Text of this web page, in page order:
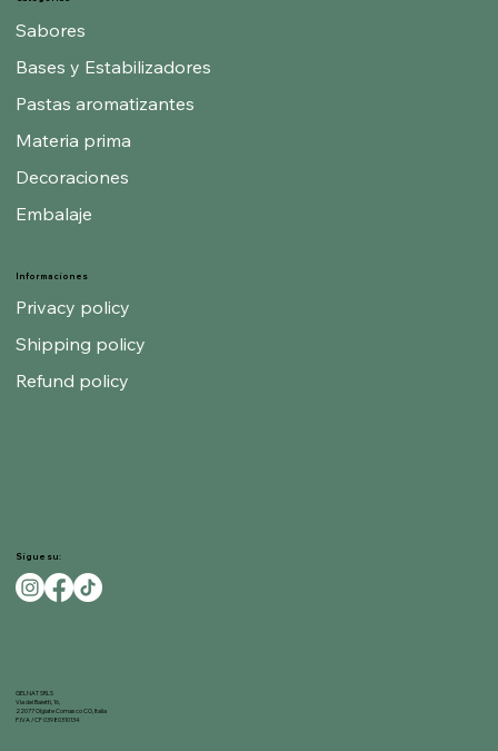
Informaciones
Privacy policy
Shipping policy
Refund policy
Sabores
Bases y Estabilizadores
Pastas aromatizantes
Materia prima
Decoraciones
Embalaje
Sigue su:
GELNAT SRLS
Via dei Baietti, 16,
22077 Olgiate Comasco CO, Italia
P.IVA / CF 03980310134